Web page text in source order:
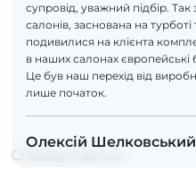
супровід, уважний підбір.
салонів, заснована на
подивилися на клієнта
в наших салонах європейські
Це був наш перехід від
лише початок.
Олексій Шелковський
Співзасновник